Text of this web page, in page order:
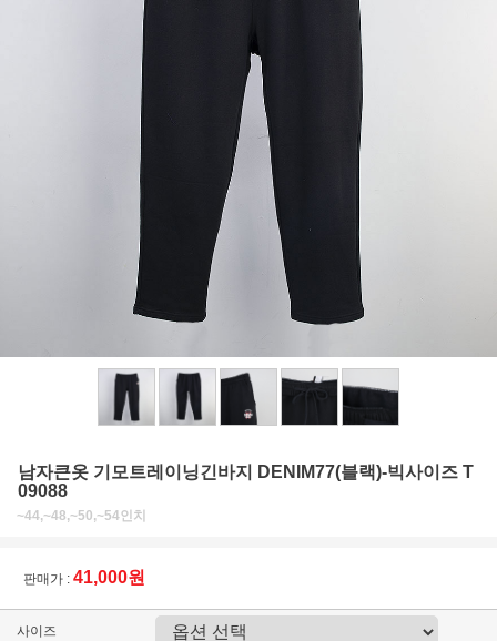
남자큰옷 기모트레이닝긴바지 DENIM77(블랙)-빅사이즈 T
09088
~44,~48,~50,~54인치
판매가 : 41,000원
사이즈